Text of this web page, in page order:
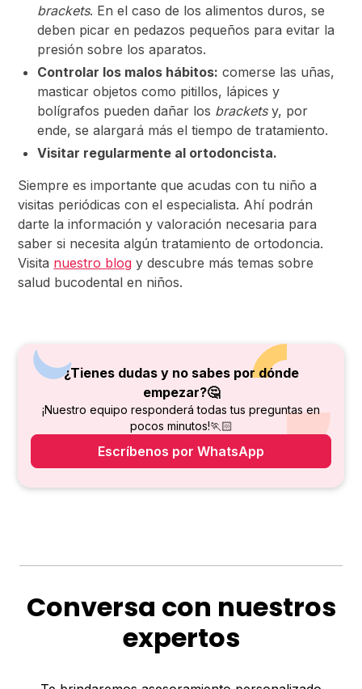
brackets. En el caso de los alimentos duros, se
deben picar en pedazos pequeños para evitar la
presión sobre los aparatos.
Controlar los malos hábitos: comerse las uñas,
masticar objetos como pitillos, lápices y
bolígrafos pueden dañar los bracketsy, por
ende, se alargará más el tiempo de tratamiento.
Visitar regularmente al ortodoncista.
Siempre es importante que acudas con tu niño a
visitas periódicas con el especialista. Ahí podrán
darte la información y valoración necesaria para
saber si necesita algún tratamiento de ortodoncia.
Visita nuestro blog y descubre más temas sobre
salud bucodental en niños.
¿Tienes dudas y no sabes por dónde
empezar?🤔
¡Nuestro equipo responderá todas tus preguntas en
pocos minutos!🏃🏻
Escríbenos por WhatsApp
Conversa con nuestros
expertos